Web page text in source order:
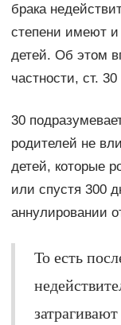
брака
степени имеют
детей. Об этом
частности, ст.
30
родителей не
детей, которые
или спустя 300
аннулировании
То есть